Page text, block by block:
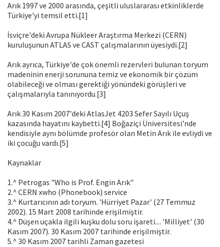
Arık 1997 ve 2000 arasında, çeşitli uluslararası etkinliklerde
Türkiye'yi temsil etti.[1]
İsviçre'deki Avrupa Nükleer Araştırma Merkezi (CERN)
kuruluşunun ATLAS ve CAST çalışmalarının üyesiydi.[2]
Arık ayrıca, Türkiye'de çok önemli rezervleri bulunan toryum
madeninin enerji sorununa temiz ve ekonomik bir çözüm
olabileceği ve olması gerektiği yönündeki görüşleri ve
çalışmalarıyla tanınıyordu.[3]
Arık 30 Kasım 2007'deki AtlasJet 4203 Sefer Sayılı Uçuş
kazasında hayatını kaybetti.[4] Boğaziçi Üniversitesi'nde
kendisiyle aynı bölümde profesör olan Metin Arık ile evliydi ve
iki çocuğu vardı.[5]
Kaynaklar
1.^ Petrogas "Who is Prof. Engin Arık"
2.^ CERN xwho (Phonebook) service
3.^ Kurtarıcının adı toryum. 'Hürriyet Pazar' (27 Temmuz
2002). 15 Mart 2008 tarihinde erişilmiştir.
4.^ Düşen uçakla ilgili kuşku dolu soru işareti.... 'Milliyet' (30
Kasım 2007). 30 Kasım 2007 tarihinde erişilmiştir.
5.^ 30 Kasım 2007 tarihli Zaman gazetesi